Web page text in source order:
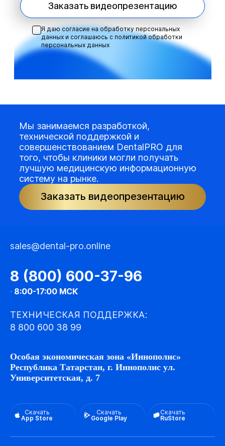
Заказать видеопрезентацию
Я даю согласие на обработку персональных
данных и соглашаюсь с политикой обработки
персональных данных
Мы занимаемся разработкой,
технической поддержкой и
совершенствованием DentalPRO для
того, чтобы клиники могли получать
лучшую медицинскую информационную
систему на рынке.
Заказать видеопрезентацию
sales@dental-pro.online
8 (800) 600-37-96
· 8:00-17:00 МСК
ТЕХНИЧЕСКАЯ ПОДДЕРЖКА:
8 800 600 38 99
Особая экономическая зона «Иннополис»
Республика Татарстан, г. Иннополис ул.
Университетская, д. 7
Скачать
App Store
Скачать
Google Play
Скачать
RuStore